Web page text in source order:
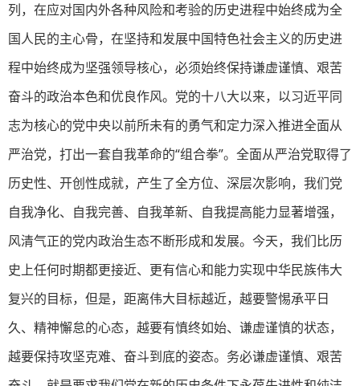
列，在应对国内外各种风险和考验的历史进程中始终成为全
国人民的主心骨，在坚持和发展中国特色社会主义的历史进
程中始终成为坚强领导核心，必须始终保持谦虚谨慎、艰苦
奋斗的政治本色和优良作风。党的十八大以来，以习近平同
志为核心的党中央以前所未有的勇气和定力深入推进全面从
严治党，打出一套自我革命的“组合拳”。全面从严治党取得了
历史性、开创性成就，产生了全方位、深层次影响，我们党
自我净化、自我完善、自我革新、自我提高能力显著增强，
风清气正的党内政治生态不断形成和发展。今天，我们比历
史上任何时期都更接近、更有信心和能力实现中华民族伟大
复兴的目标，但是，距离伟大目标越近，越要警惕承平日
久、精神懈怠的心态，越要有慎终如始、谦虚谨慎的状态，
越要保持攻坚克难、奋斗到底的姿态。务必谦虚谨慎、艰苦